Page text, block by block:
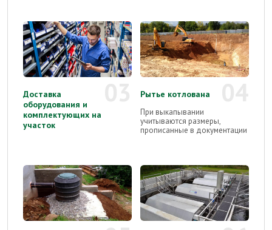
Доставка
оборудования и
комплектующих на
участок
Рытье котлована
При выкапывании
учитываются размеры,
прописанные в документации